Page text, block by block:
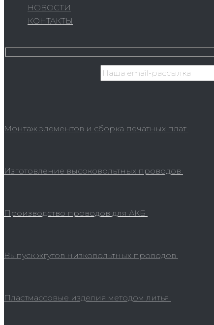
НОВОСТИ
КОНТАКТЫ
Монтаж элементов и сборка печатных плат
Изготовление высоковольтных проводов
Производство проводов для АКБ
Выпуск жгутов низковольтных проводов
Пластмассовые изделия методом литья